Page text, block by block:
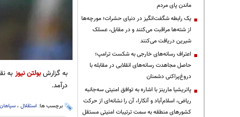
به گزارشبولتن نیوز به
درآمد.
برچسب ها: استقلال، سپاهان
ماندن پای مردم
یک رابطه شگفت‌انگیز در دنیای حشرات؛ مورچه‌ها
از شته‌ها مراقبت می‌کنند و در مقابل، عسلک
شیرین دریافت می‌کنند
اعتراف رسانه‌های خارجی به شکست ترامپ؛
حاصل مجاهدت رسانه‌های انقلابی در مقابله با
دروغ‌پراکنی دشمنان
پاتریشیا مارینز با اشاره به توافق امنیتی سه‌جانبه
ریاض، اسلام‌آباد و آنکارا، آن را نشانه‌ای از حرکت
کشورهای منطقه به سمت ترتیبات امنیتی مستقل